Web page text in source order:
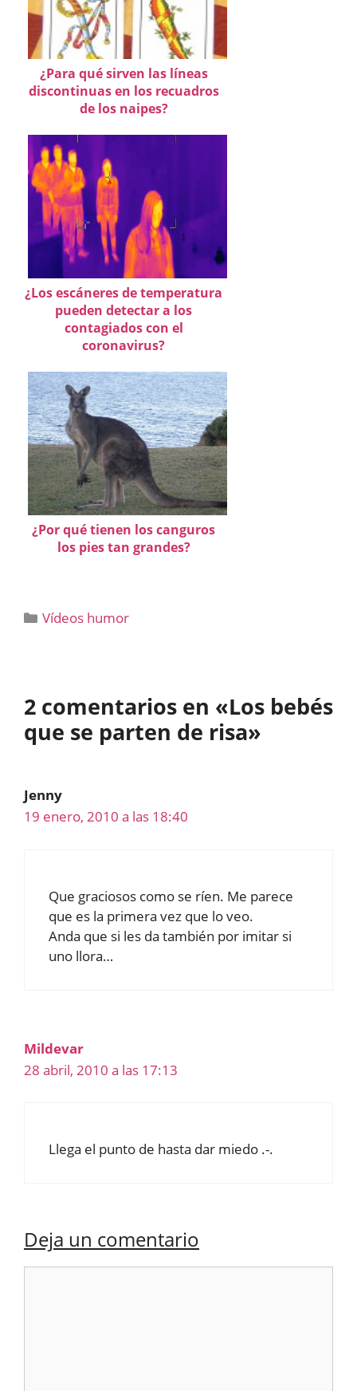
¿Para qué sirven las líneas
discontinuas en los recuadros
de los naipes?
¿Los escáneres de temperatura
pueden detectar a los
contagiados con el
coronavirus?
¿Por qué tienen los canguros
los pies tan grandes?
Categorías
Vídeos humor
2 comentarios en «Los bebés
que se parten de risa»
Jenny
19 enero, 2010 a las 18:40
Que graciosos como se ríen. Me parece
que es la primera vez que lo veo.
Anda que si les da también por imitar si
uno llora…
Mildevar
28 abril, 2010 a las 17:13
Llega el punto de hasta dar miedo .-.
Deja un comentario